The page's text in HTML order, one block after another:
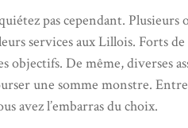
pas cependant.
services aux Lillois. Forts
objectifs. De même, diverses
une somme monstre.
avez l’embarras du choix.